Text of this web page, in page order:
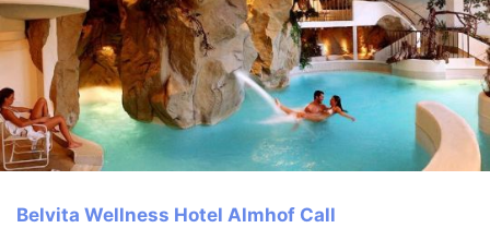
Belvita Wellness Hotel Almhof Call